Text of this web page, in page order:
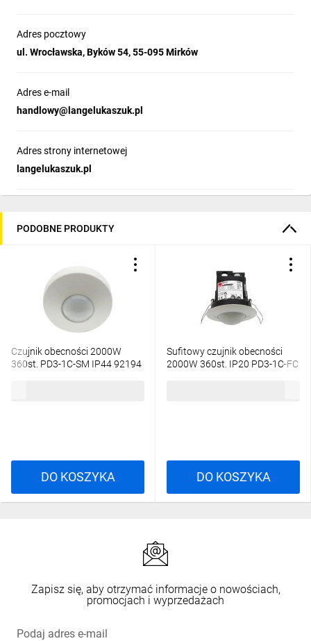
Adres pocztowy
ul. Wrocławska, Byków 54, 55-095 Mirków
Adres e-mail
handlowy@langelukaszuk.pl
Adres strony internetowej
langelukaszuk.pl
PODOBNE PRODUKTY
Czujnik obecności 2000W
360st. PD3-1C-SM IP44 92194
DO KOSZYKA
Sufitowy czujnik obecności
2000W 360st. IP20 PD3-1C-FC
DO KOSZYKA
Zapisz się, aby otrzymać informacje o nowościach,
promocjach i wyprzedażach
Podaj adres e-mail